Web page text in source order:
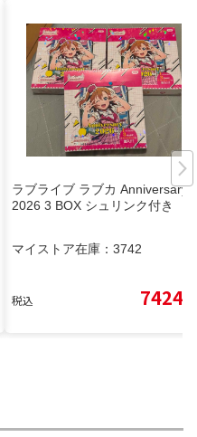
ラブライブ ラブカ Anniversary
2026 3 BOX シュリンク付き
マイストア在庫： 3742
税込 7424